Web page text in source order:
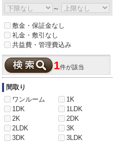
～
敷金・保証金なし
礼金・敷引なし
共益費・管理費込み
1件が該当
間取り
ワンルーム
1K
1DK
1LDK
2K
2DK
2LDK
3K
3DK
3LDK